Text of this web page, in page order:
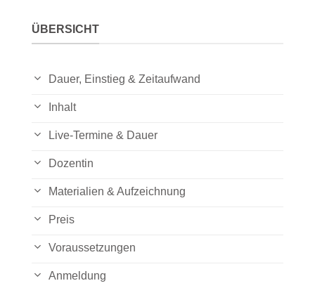
ÜBERSICHT
Dauer, Einstieg & Zeitaufwand
Inhalt
Live-Termine & Dauer
Dozentin
Materialien & Aufzeichnung
Preis
Voraussetzungen
Anmeldung